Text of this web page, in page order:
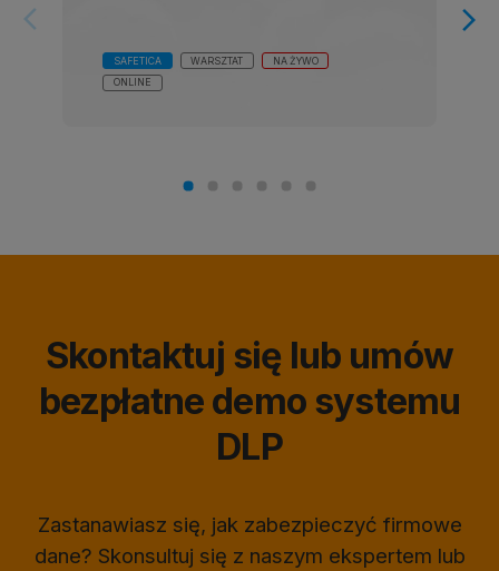
arrow_forward_ios
SAFETICA WARSZTAT
NA ŻYWO
ONLINE
arrow_forward_ios
Skontaktuj się lub umów
bezpłatne demo systemu
DLP
Zastanawiasz się, jak zabezpieczyć firmowe
dane? Skonsultuj się z naszym ekspertem lub